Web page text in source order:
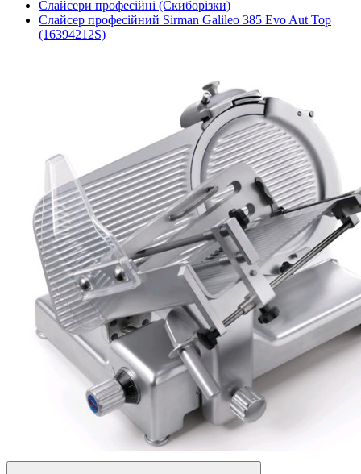
Слайсери професійні (Скиборізки)
Слайсер професійний Sirman Galileo 385 Evo Aut Top
(16394212S)